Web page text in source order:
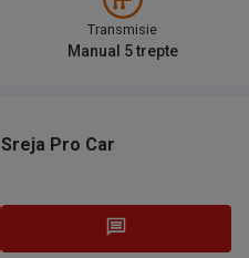
Transmisie
Manual 5 trepte
Sreja Pro Car